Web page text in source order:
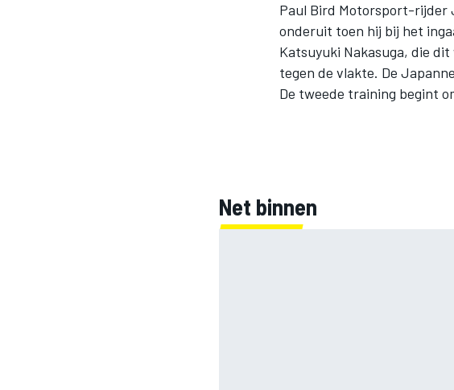
Paul Bird Motorsport-rijder
onderuit toen hij bij het
Katsuyuki Nakasuga, die
tegen de vlakte. De
De tweede training begint
Net binnen